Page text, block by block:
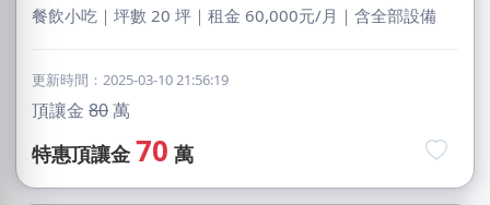
餐飲小吃｜坪數 20 坪｜租金 60,000元/月｜含全部設備
更新時間：2025-03-10 21:56:19
頂讓金 80萬
特惠頂讓金 70 萬